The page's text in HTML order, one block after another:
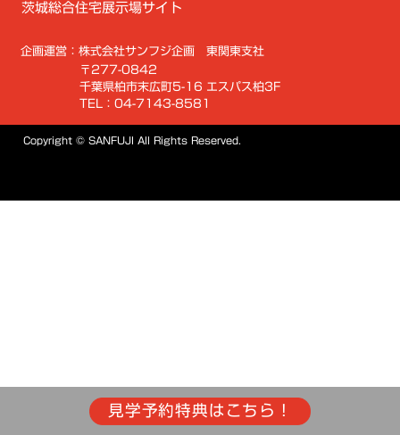
茨城総合住宅展示場サイト
企画運営：株式会社サンフジ企画 東関東支社
〒277-0842
千葉県柏市末広町5-16 エスパス柏3F
TEL：04-7143-8581
Copyright © SANFUJI All Rights Reserved.